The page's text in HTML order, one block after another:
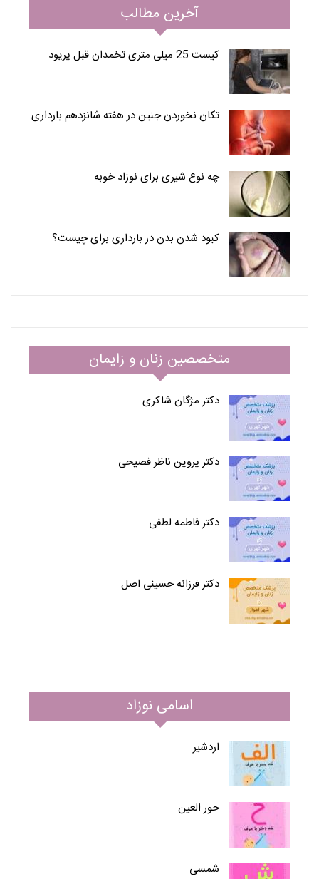
آخرین مطالب
کیست 25 میلی متری تخمدان قبل پریود
تکان نخوردن جنین در هفته شانزدهم بارداری
چه نوع شیری برای نوزاد خوبه
کبود شدن بدن در بارداری برای چیست؟
متخصصین زنان و زایمان
دکتر مژگان شاکری
دکتر پروین ناظر فصیحی
دکتر فاطمه لطفی
دکتر فرزانه حسینی اصل
اسامی نوزاد
اردشیر
حور العین
شمسی